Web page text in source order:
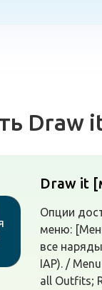
Draw
Draw it
Опции
меню:
все
IAP). /
all Outfits;